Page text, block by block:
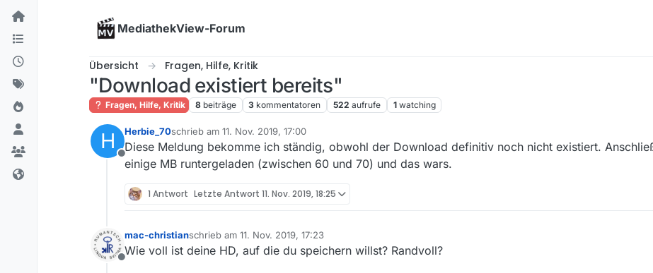
Skip to content
MediathekView-Forum
Übersicht Fragen, Hilfe, Kritik
"Download existiert bereits"
Fragen, Hilfe, Kritik 8 beiträge 3 kommentatoren 522 aufrufe 1 watching
H
Offline
Herbie_70schrieb am 11. Nov. 2019, 17:00
zuletzt editiert von
Diese Meldung bekomme ich ständig, obwohl der Download definitiv noch nicht existiert.
einige MB runtergeladen (zwischen 60 und 70) und das wars.
1 Antwort Letzte Antwort 11. Nov. 2019, 18:25
Offline
mac-christianschrieb am 11. Nov. 2019, 17:23
zuletzt editiert von
Wie voll ist deine HD, auf die du speichern willst? Randvoll?